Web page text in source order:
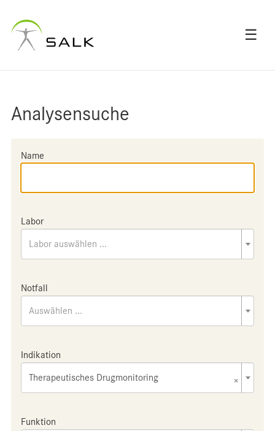
☰
Analysensuche
Name
Labor
Labor auswählen ...
Notfall
Auswählen ...
Indikation
×
Therapeutisches Drugmonitoring
Funktion